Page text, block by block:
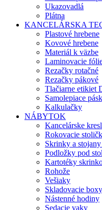
Ukazovadlá
Plátna
KANCELÁRSKA
Plastové hrebene
Kovové hrebene
Materiál k väzbe
Laminovacie
Rezačky rotačné
Rezačky pákové
Tlačiarne etikiet
Samolepiace
Kalkulačky
NÁBYTOK
Kancelárske
Rokovacie
Skrinky a
Podložky pod
Kartotéky
Rohože
Vešiaky
Skladovacie boxy
Nástenné hodiny
Sedacie vaky